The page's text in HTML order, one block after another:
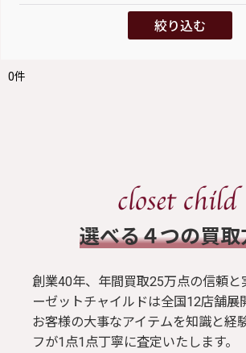
絞り込む
0件
選べる４つの買取
創業40年、年間買取25万点の信頼と
ーゼットチャイルドは全国12店舗展
お客様の大事なアイテムを知識と経
フが1点1点丁寧に査定いたします。